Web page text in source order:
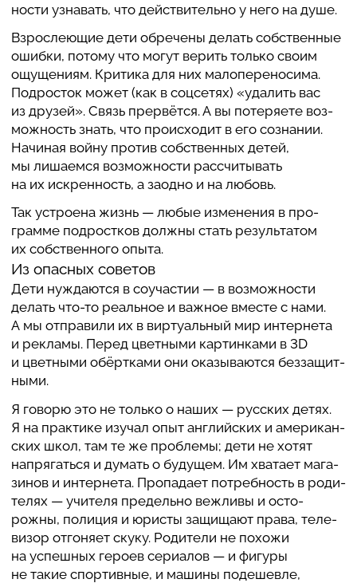
но­сти узна­вать, что действи­тельно у него на душе.
Взро­с­ле­ю­щие дети обре­чены делать соб­ствен­ные
ошибки, потому что могут верить только своим
ощу­ще­ниям. Критика для них мало­пе­ре­но­сима.
Под­ро­сток может (как в соц­сетях) «удалить вас
из друзей». Связь пре­рвётся. А вы поте­ря­ете воз­
мож­ность знать, что про­ис­хо­дит в его созна­нии.
Начиная войну против соб­ствен­ных детей,
мы лиша­емся воз­мож­но­сти рас­счи­ты­вать
на их искрен­ность, а заодно и на любовь.
Так устро­ена жизнь — любые изме­не­ния в про­
грамме под­рост­ков должны стать резуль­та­том
их соб­ствен­ного опыта.
Из опасных советов
Дети нужда­ются в соу­ча­стии — в воз­мож­но­сти
делать что-то реаль­ное и важное вместе с нами.
А мы отправили их в вир­ту­аль­ный мир интер­нета
и рекламы. Перед цвет­ными кар­тин­ками в 3D
и цвет­ными обёрт­ками они ока­зы­ва­ются без­за­щит­
ными.
Я говорю это не только о наших — русских детях.
Я на прак­тике изучал опыт английских и аме­ри­кан­
ских школ, там те же про­блемы; дети не хотят
напря­гаться и думать о будущем. Им хватает мага­
зи­нов и интер­нета. Про­па­дает потреб­ность в роди­
те­лях — учителя пре­дельно вежливы и осто­
рожны, полиция и юристы защи­щают права, теле­
ви­зор отго­няет скуку. Роди­тели не похожи
на успеш­ных героев сери­а­лов — и фигуры
не такие спор­тив­ные, и машины поде­ше­вле,